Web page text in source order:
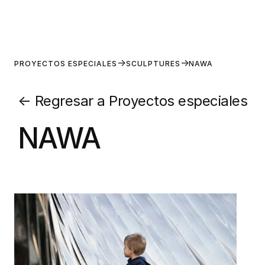
PROYECTOS ESPECIALES SCULPTURES NAWA
← Regresar a Proyectos especiales
NAWA